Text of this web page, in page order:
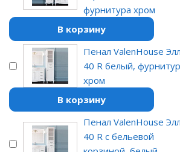
фурнитура хром
В корзину
Пенал ValenHouse
40 R белый,
хром
В корзину
Пенал ValenHouse
40 R с бельевой